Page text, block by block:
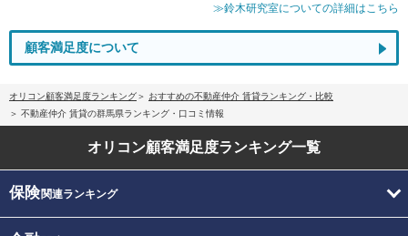
≫鈴木研究室についての詳細はこちら
顧客満足度について
オリコン顧客満足度ランキング
おすすめの不動産仲介 賃貸ランキング・比較
不動産仲介 賃貸の群馬県ランキング・口コミ情報
オリコン顧客満足度ランキング一覧
保険関連ランキング